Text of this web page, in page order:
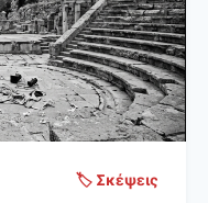
🏷️ Σκέψεις